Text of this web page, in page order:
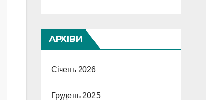
АРХІВИ
Січень 2026
Грудень 2025